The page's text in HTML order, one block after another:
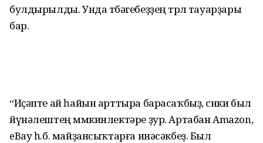
булдырылды. Унда төбәгебеҙҙең төрлө тауарҙары
бар.
“Иҫәпте ай һайын арттыра барасаҡбыҙ, сөнки был
йүнәлештең мөмкинлектәре ҙур. Артабан Amazon,
eBay һ.б. майҙансыҡтарға инәсәкбеҙ. Был